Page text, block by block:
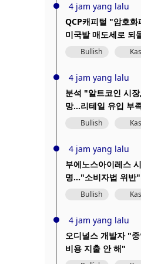
4 jam yang lalu
QCP캐피털 "암호
미국발 매도세로 되
Bullish
4 jam yang lalu
분석 "알트코인 시
망...리테일 유입 부
Bullish
4 jam yang lalu
부에노스아이레스
명..."소비자법 위반"
Bullish
4 jam yang lalu
오디널스 개발자 "
비용 지출 안 해"